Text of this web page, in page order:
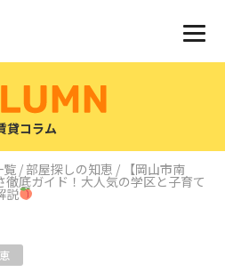
貸コラム
覧/部屋探しの知恵 / 【岡山市南
底ガイド！大人気の学区と子育て
説